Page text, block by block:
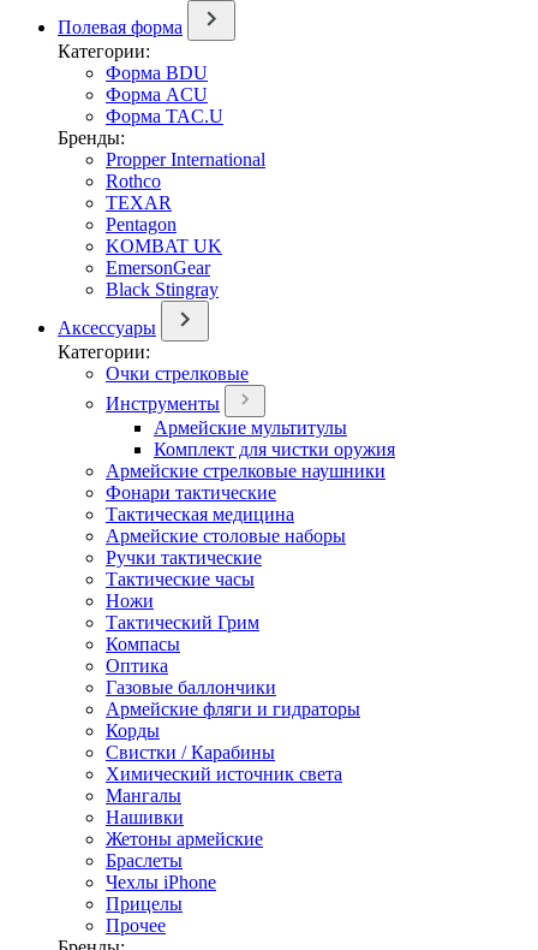
Полевая форма
Категории:
Форма BDU
Форма ACU
Форма TAC.U
Бренды:
Propper International
Rothco
TEXAR
Pentagon
KOMBAT UK
EmersonGear
Black Stingray
Аксессуары
Категории:
Очки стрелковые
Инструменты
Армейские мультитулы
Комплект для чистки оружия
Армейские стрелковые наушники
Фонари тактические
Тактическая медицина
Армейские столовые наборы
Ручки тактические
Тактические часы
Ножи
Тактический Грим
Компасы
Оптика
Газовые баллончики
Армейские фляги и гидраторы
Корды
Свистки / Карабины
Химический источник света
Мангалы
Нашивки
Жетоны армейские
Браслеты
Чехлы iPhone
Прицелы
Прочее